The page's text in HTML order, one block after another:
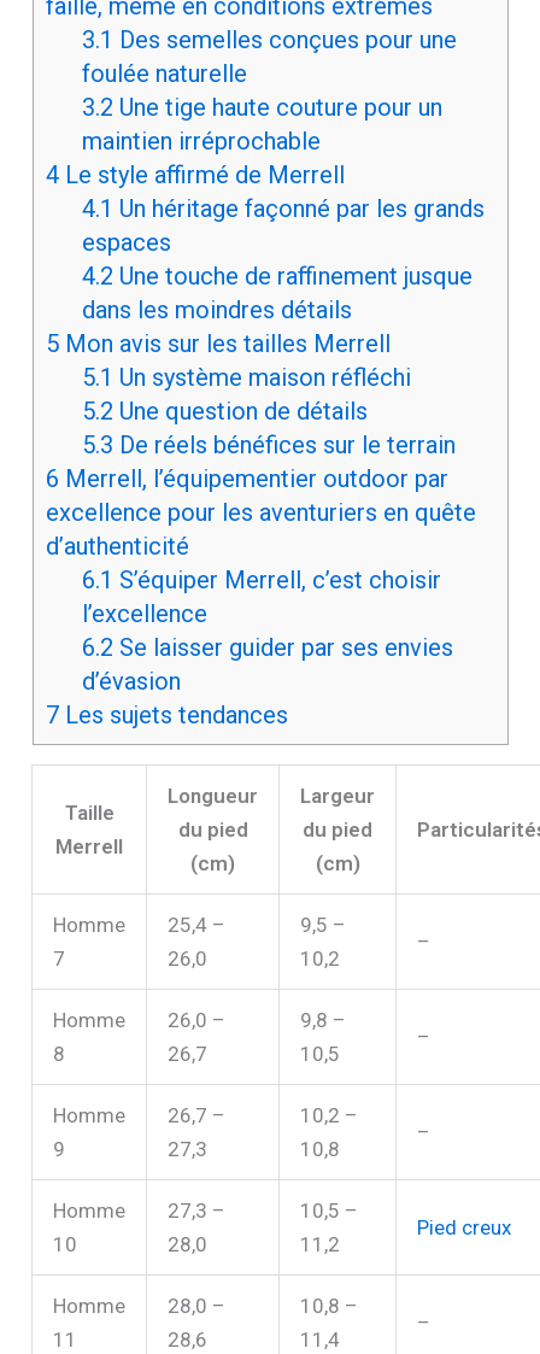
faille, même en conditions extrêmes
3.1 Des semelles conçues pour une
foulée naturelle
3.2 Une tige haute couture pour un
maintien irréprochable
4Le style affirmé de Merrell
4.1 Un héritage façonné par les grands
espaces
4.2 Une touche de raffinement jusque
dans les moindres détails
5Mon avis sur les tailles Merrell
5.1 Un système maison réfléchi
5.2 Une question de détails
5.3 De réels bénéfices sur le terrain
6 Merrell, l’équipementier outdoor par
excellence pour les aventuriers en quête
d’authenticité
6.1 S’équiper Merrell, c’est choisir
l’excellence
6.2 Se laisser guider par ses envies
d’évasion
7Les sujets tendances
Taille
Merrell
Longueur
du pied
(cm)
Largeur
du pied
(cm)
Homme
7
25,4 –
26,0
9,5 –
10,2
–
Homme
8
26,0 –
26,7
9,8 –
10,5
–
Homme
9
26,7 –
27,3
10,2 –
10,8
–
Homme
10
27,3 –
28,0
10,5 –
11,2
Pied creux
Homme
11
28,0 –
28,6
10,8 –
11,4
–